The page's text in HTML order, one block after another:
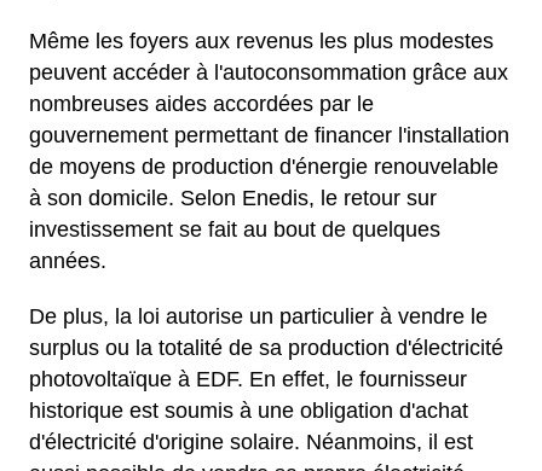
Même les foyers aux revenus les plus modestes
peuvent accéder à l'autoconsommation grâce aux
nombreuses aides accordées par le
gouvernement permettant de financer l'installation
de moyens de production d'énergie renouvelable
à son domicile. Selon Enedis, le retour sur
investissement se fait au bout de quelques
années.
De plus, la loi autorise un particulier à vendre le
surplus ou la totalité de sa production d'électricité
photovoltaïque à EDF. En effet, le fournisseur
historique est soumis à une obligation d'achat
d'électricité d'origine solaire. Néanmoins, il est